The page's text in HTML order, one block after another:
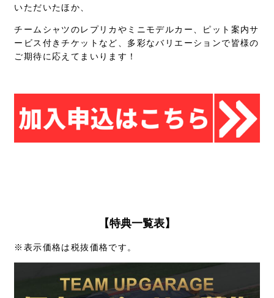
いただいたほか、
チームシャツのレプリカやミニモデルカー、ピット案内サ
ービス付きチケットなど、多彩なバリエーションで皆様の
ご期待に応えてまいります！
【特典一覧表】
※表示価格は税抜価格です。